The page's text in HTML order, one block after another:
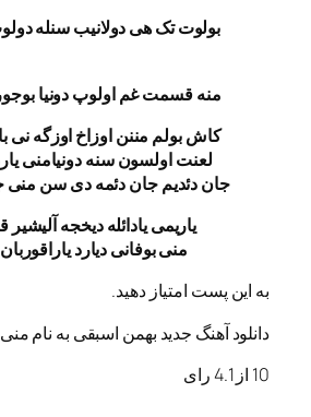
تک هی دولانیبسنله دولوب آغلامیشام
قسمت غم اولوپ دونیابوجور قالمیا کاش
بولم مننن اوزاخاوزگه نی باشدان آتاجاق
لعنت اولسون سنهدونیامنی یاردان ائله دین
دئدیم جان دئمه دیسن منی جاندان ائله دین
یاریمی یادائله دیخجهآلیشیر قلبیم آمان
منی بوفانی دیاردیاراقوربان ائله دین
امتیاز دهید.
جدید بهمن اسبقی به نام منی آغلار